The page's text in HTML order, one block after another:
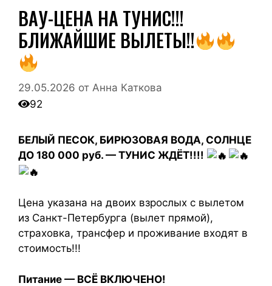
ВАУ-ЦЕНА НА ТУНИС!!!
БЛИЖАЙШИЕ ВЫЛЕТЫ!!
29.05.2026 от Анна Каткова
92
БЕЛЫЙ ПЕСОК, БИРЮЗОВАЯ ВОДА, СОЛНЦЕ
ДО 180 000 руб. — ТУНИС ЖДЁТ!!!!
Цена указана на двоих взрослых с вылетом
из Санкт-Петербурга (вылет прямой),
страховка, трансфер и проживание входят в
стоимость!!!
Питание — ВСЁ ВКЛЮЧЕНО!